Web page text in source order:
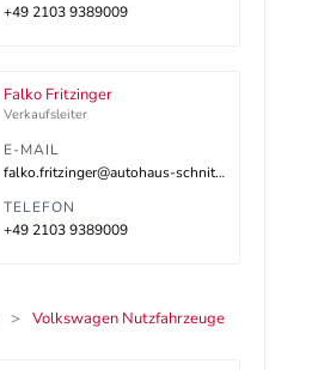
+49 2103 9389009
Falko Fritzinger
Verkaufsleiter
E-MAIL
falko.fritzinger@autohaus-schnitzler.de
TELEFON
+49 2103 9389009
Volkswagen Nutzfahrzeuge